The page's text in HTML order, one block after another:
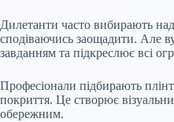
Дилетанти часто вибирають
сподіваючись заощадити. Але
завданням та підкреслює всі
Професіонали підбирають
покриття. Це створює
обережним.